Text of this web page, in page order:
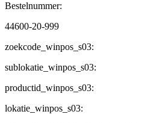
Bestelnummer:
44600-20-999
zoekcode_winpos_s03:
sublokatie_winpos_s03:
productid_winpos_s03:
lokatie_winpos_s03: